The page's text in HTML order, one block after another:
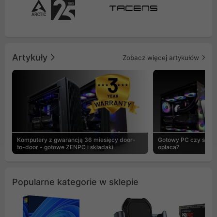
Artykuły Zobacz więcej artykułów
Komputery z gwarancją 36 miesięcy door-
to-door - gotowe ZENPC i składaki
Gotowy PC czy
opłaca?
Popularne kategorie w sklepie